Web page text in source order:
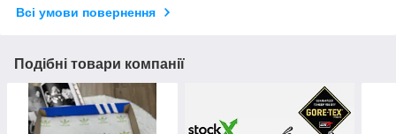
Всі умови повернення
Подібні товари компанії